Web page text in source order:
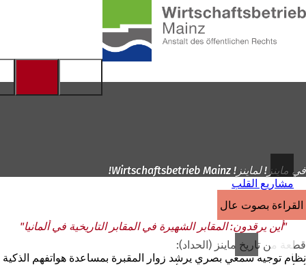
إلى
الصفحة
في ماينز! لماينز! Wirtschaftsbetrieb Mainz!
مشاريع القلب
القراءة بصوت عالٍ
"أين يرقدون: المقابر الشهيرة في المقابر التاريخية في ألمانيا"
قطعة من تاريخ ماينز (الحداد):
نظام توجيه سمعي بصري يرشد زوار المقبرة بمساعدة هواتفهم الذكية